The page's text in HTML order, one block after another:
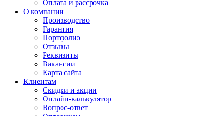
Оплата и рассрочка
О компании
Производство
Гарантия
Портфолио
Отзывы
Реквизиты
Вакансии
Карта сайта
Клиентам
Скидки и акции
Онлайн-калькулятор
Вопрос-ответ